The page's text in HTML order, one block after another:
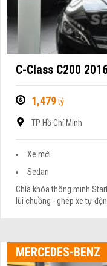
C-Class C200
1,479tỷ
TP Hồ Chí Minh
Xe mới
Sedan
Chìa khóa thông minh
lùi chuồng - ghép xe tự
MERCEDES-BENZ